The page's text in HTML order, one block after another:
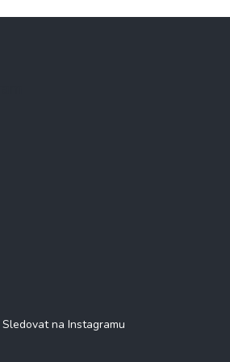
Sledovat na Instagramu